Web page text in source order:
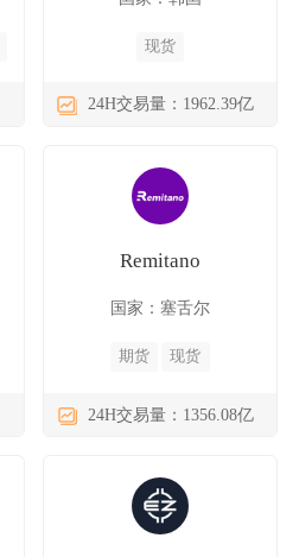
现货
24H交易量：1962.39亿
Remitano
国家：塞舌尔
期货 现货
24H交易量：1356.08亿